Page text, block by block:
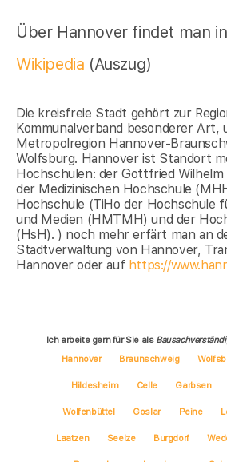
Über Hannover findet man
Wikipedia (Auszug)
Die kreisfreie Stadt gehört zur
Kommunalverband besonderer Art,
Metropolregion Hannover-
Wolfsburg. Hannover ist Standort
Hochschulen: der Gottfried
der Medizinischen Hochschule
Hochschule (TiHo der Hochschule
und Medien (HMTMH) und der
(HsH). ) noch mehr erfärt man an
Stadtverwaltung von Hannover,
Hannover oder auf https://
Ich arbeite gern für Sie als
Hannover
Braunschweig
Hildesheim Celle Garbsen
Wolfenbüttel Goslar Peine
Laatzen Seelze Burgdorf